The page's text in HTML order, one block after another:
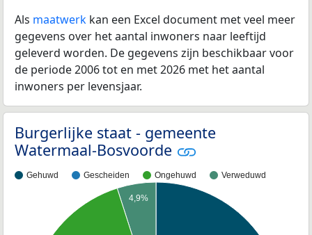
Als maatwerk kan een Excel document met veel meer
gegevens over het aantal inwoners naar leeftijd
geleverd worden. De gegevens zijn beschikbaar voor
de periode 2006 tot en met 2026 met het aantal
inwoners per levensjaar.
Burgerlijke staat - gemeente
Watermaal-Bosvoorde
Gehuwd Gescheiden Ongehuwd Verweduwd
4,9%